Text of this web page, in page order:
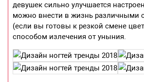
девушек сильно улучшается
можно внести в жизнь различными
(если вы готовы к резкой смене
способом излечения от уныния.